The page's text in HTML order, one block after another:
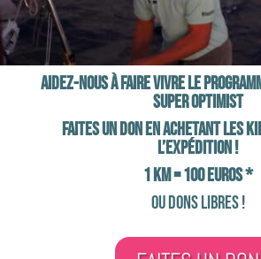
Aidez-nous à faire vivre le
Super Optimist
Faites un don en achetant les
l’expédition !
1 Km = 100 euros *
ou dons libres !